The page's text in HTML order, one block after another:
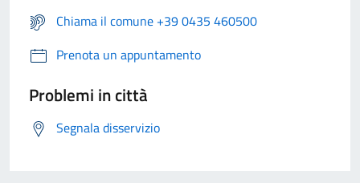
Chiama il comune +39 0435 460500
Prenota un appuntamento
Problemi in città
Segnala disservizio